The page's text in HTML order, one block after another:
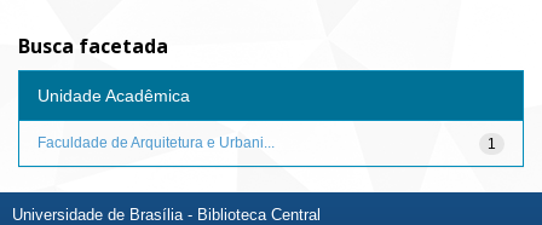
Busca facetada
Unidade Acadêmica
1
Faculdade de Arquitetura e Urbani...
Universidade de Brasília - Biblioteca Central